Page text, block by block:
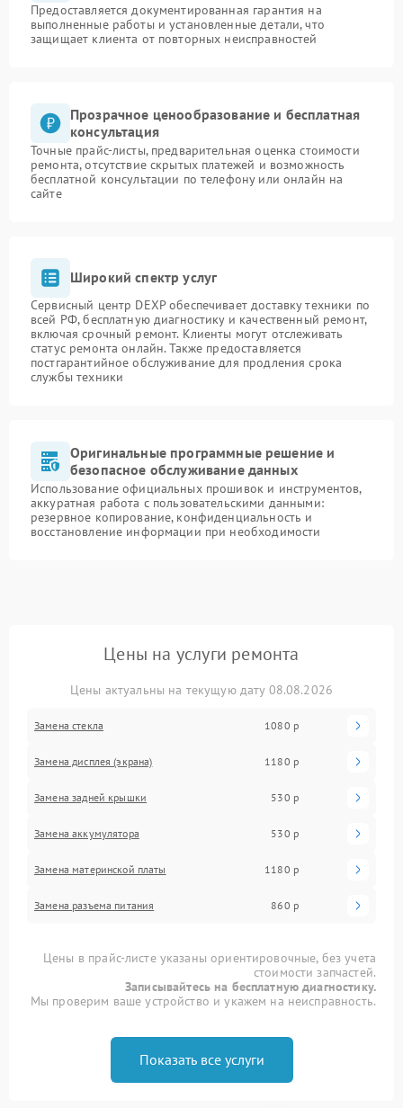
Предоставляется документированная гарантия на
выполненные работы и установленные детали, что
защищает клиента от повторных неисправностей
Прозрачное ценообразование и бесплатная
консультация
Точные прайс-листы, предварительная оценка стоимости
ремонта, отсутствие скрытых платежей и возможность
бесплатной консультации по телефону или онлайн на
сайте
Широкий спектр услуг
Сервисный центр DEXP обеспечивает доставку техники по
всей РФ, бесплатную диагностику и качественный ремонт,
включая срочный ремонт. Клиенты могут отслеживать
статус ремонта онлайн. Также предоставляется
постгарантийное обслуживание для продления срока
службы техники
Оригинальные программные решение и
безопасное обслуживание данных
Использование официальных прошивок и инструментов,
аккуратная работа с пользовательскими данными:
резервное копирование, конфиденциальность и
восстановление информации при необходимости
Цены на услуги ремонта
Цены актуальны на текущую дату 08.08.2026
Замена стекла 1080 р
Замена дисплея (экрана) 1180 р
Замена задней крышки 530 р
Замена аккумулятора 530 р
Замена материнской платы 1180 р
Замена разъема питания 860 р
Цены в прайс-листе указаны ориентировочные, без учета
стоимости запчастей.
Записывайтесь на бесплатную диагностику.
Мы проверим ваше устройство и укажем на неисправность.
Показать все услуги